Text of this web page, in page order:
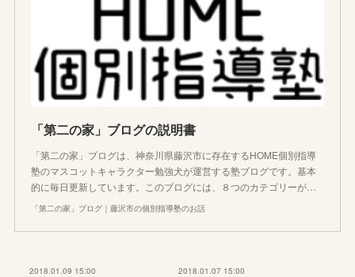
「第二の家」ブログの説明書
「第二の家」ブログは、神奈川県藤沢市に存在するHOME個別指導
塾のマスコットキャラクター勉強犬が運営する塾ブログです。基本
的に毎日更新しています。このブログには、８つのカテゴリーが…
「第二の家」ブログ｜藤沢市の個別指導塾のお話
2018.01.09 15:00 2018.01.07 15:00